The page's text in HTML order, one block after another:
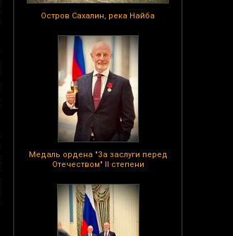
Остров Сахалин, река Найба
Медаль ордена "За заслуги перед
Отечеством" II степени